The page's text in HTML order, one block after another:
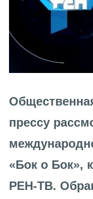
прессу
«Бок о Бок»,
РЕН-ТВ.